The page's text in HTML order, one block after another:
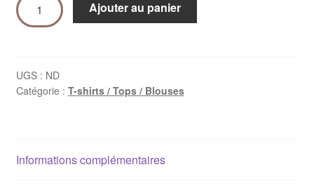
Ajouter au panier
UGS : ND
Catégorie : T-shirts / Tops / Blouses
Informations complémentaires